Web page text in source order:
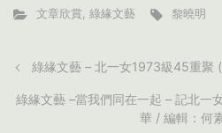
文章欣賞, 綠緣文藝 黎曉明
綠緣文藝 – 北一女1973級45重聚
綠緣文藝 –當我們同在一起 – 記北一
華 / 編輯：何